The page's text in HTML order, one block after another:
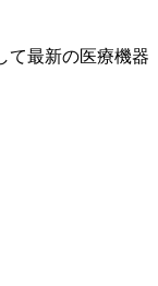
て最新の医療機器